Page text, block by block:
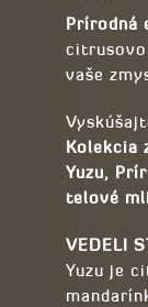
Prírodná
vaše
Kolekcia
Yuzu,
telové
VEDELI
Yuzu je